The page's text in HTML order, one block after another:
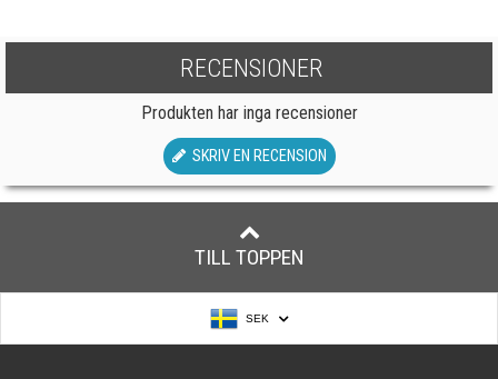
RECENSIONER
Produkten har inga recensioner
SKRIV EN RECENSION
TILL TOPPEN
SEK